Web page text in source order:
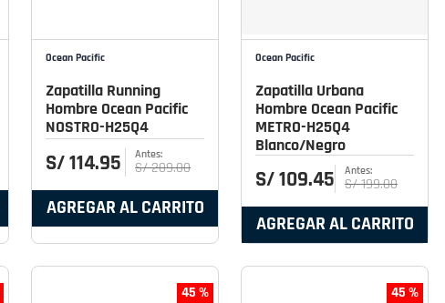
Ocean Pacific
Zapatilla Running
Hombre Ocean Pacific
NOSTRO-H25Q4
S/114.95 S/209.00
AGREGAR AL CARRITO
Ocean Pacific
Zapatilla Urbana
Hombre Ocean Pacific
METRO-H25Q4
Blanco/Negro
S/109.45 S/199.00
AGREGAR AL CARRITO
45 % 45 %